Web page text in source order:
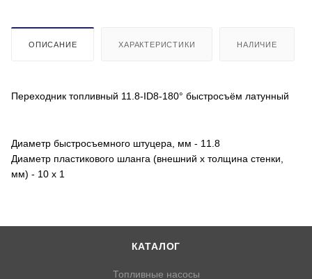
ОПИСАНИЕ ХАРАКТЕРИСТИКИ НАЛИЧИЕ
Переходник топливный 11.8-ID8-180° быстросъём латунный
Диаметр быстросъемного штуцера, мм - 11.8
Диаметр пластикового шланга (внешний х толщина стенки,
мм) - 10 x 1
КАТАЛОГ
Топливные насосы